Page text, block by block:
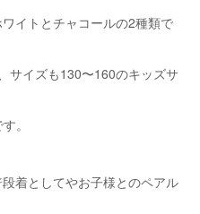
イトとチャコールの2種類で
サイズも130〜160のキッズサ
。
着としてやお子様とのペアル